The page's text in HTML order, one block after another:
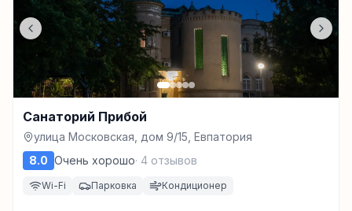
Санаторий Прибой
улица Московская, дом 9/15, Евпатория
8.0 Очень хорошо· 4 отзывов
Wi-Fi Парковка Кондиционер